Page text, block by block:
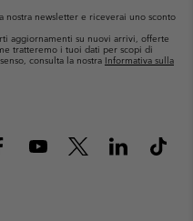
newsletter e riceverai uno sconto
aggiornamenti su nuovi arrivi, offerte
tratteremo i tuoi dati per scopi di
consulta la nostra Informativa sulla